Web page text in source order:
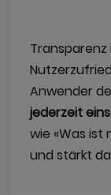
Anwender
jederzeit
wie «Was ist
und stärkt